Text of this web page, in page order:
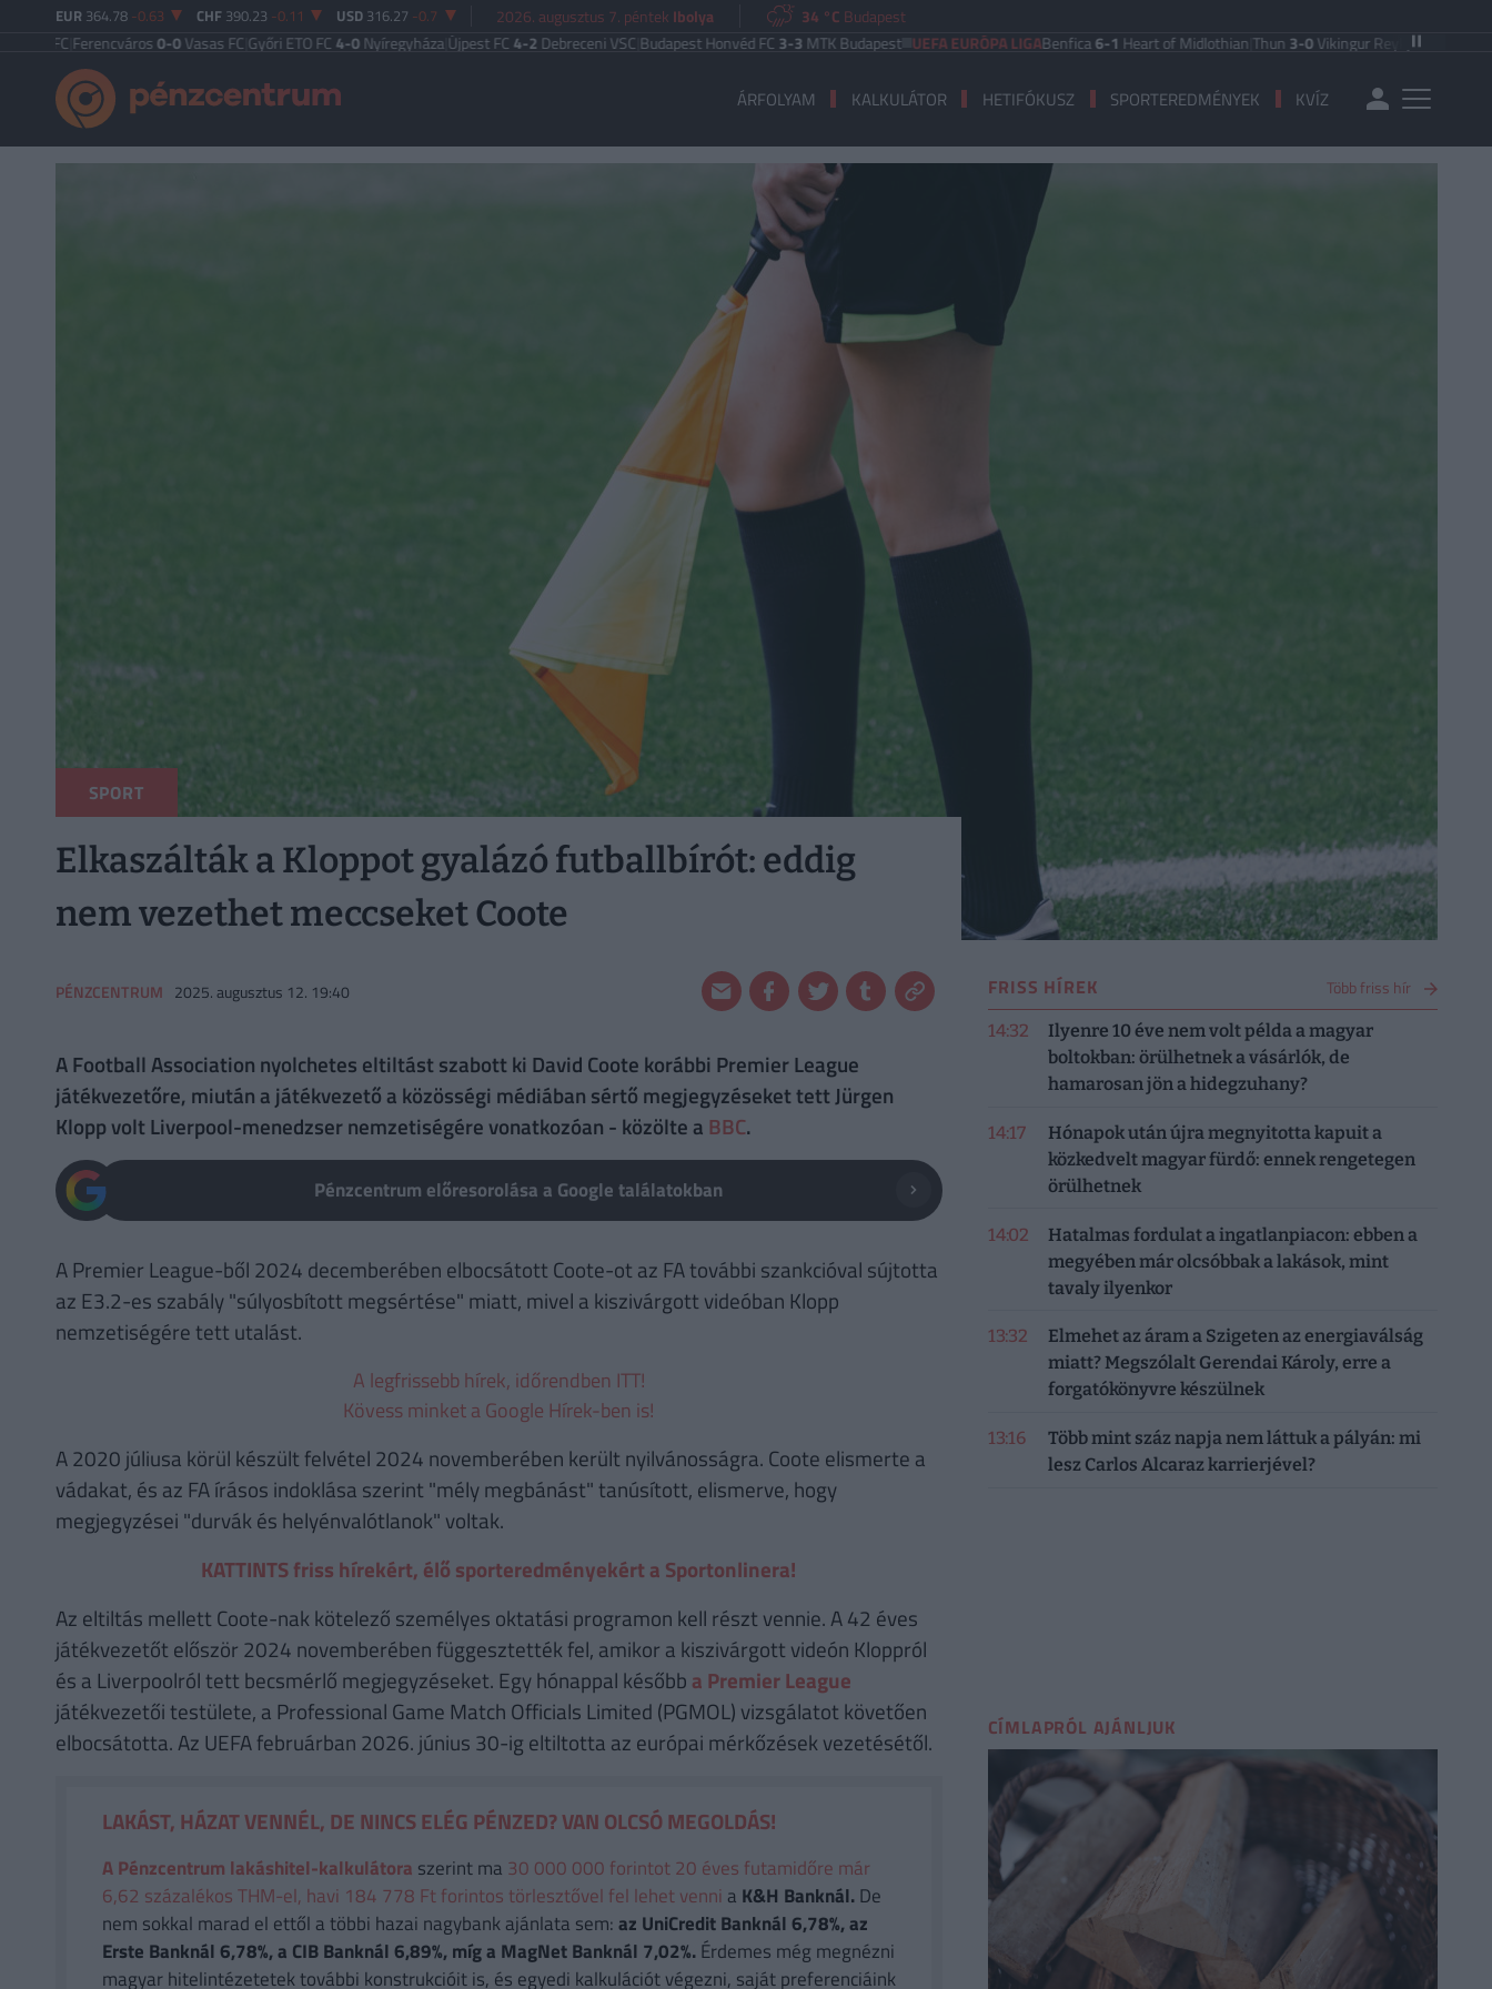
EUR 364.78 -0.63 CHF 390.23 -0.11 USD 316.27 -0.7 2026. augusztus 7. péntek Ibolya 34 °C Budapest
Ferencváros0-0Vasas FC|Győri ETO FC4-0Nyíregyháza|Újpest FC4-2Debreceni VSC|Budapest Honvéd FC3-3MTK Budapest UEFA EURÓPA LIGABenfica6-1Heart of MidlothianThun3-0Vikingur Reykjavik|PAOK Saloniki
ÁRFOLYAM KALKULÁTOR HETIFÓKUSZ SPORTEREDMÉNYEK KVÍZ
SPORT
Elkaszálták a Kloppot gyalázó futballbírót: eddig
nem vezethet meccseket Coote
PÉNZCENTRUM 2025. augusztus 12. 19:40
A Football Association nyolchetes eltiltást szabott ki David Coote korábbi Premier League
játékvezetőre, miután a játékvezető a közösségi médiában sértő megjegyzéseket tett Jürgen
Klopp volt Liverpool-menedzser nemzetiségére vonatkozóan - közölte a BBC.
Pénzcentrum előresorolása a Google találatokban
A Premier League-ből 2024 decemberében elbocsátott Coote-ot az FA további szankcióval sújtotta
az E3.2-es szabály "súlyosbított megsértése" miatt, mivel a kiszivárgott videóban Klopp
nemzetiségére tett utalást.
A legfrissebb hírek, időrendben ITT!
Kövess minket a Google Hírek-ben is!
A 2020 júliusa körül készült felvétel 2024 novemberében került nyilvánosságra. Coote elismerte a
vádakat, és az FA írásos indoklása szerint "mély megbánást" tanúsított, elismerve, hogy
megjegyzései "durvák és helyénvalótlanok" voltak.
KATTINTS friss hírekért, élő sporteredményekért a Sportonlinera!
Az eltiltás mellett Coote-nak kötelező személyes oktatási programon kell részt vennie. A 42 éves
játékvezetőt először 2024 novemberében függesztették fel, amikor a kiszivárgott videón Kloppról
és a Liverpoolról tett becsmérlő megjegyzéseket. Egy hónappal később a Premier League
játékvezetői testülete, a Professional Game Match Officials Limited (PGMOL) vizsgálatot követően
elbocsátotta. Az UEFA februárban 2026. június 30-ig eltiltotta az európai mérkőzések vezetésétől.
LAKÁST, HÁZAT VENNÉL, DE NINCS ELÉG PÉNZED? VAN OLCSÓ MEGOLDÁS!
A Pénzcentrum lakáshitel-kalkulátora szerint ma 30 000 000 forintot 20 éves futamidőre már
6,62 százalékos THM-el, havi 184 778 Ft forintos törlesztővel fel lehet venni a K&H Banknál.De
nem sokkal marad el ettől a többi hazai nagybank ajánlata sem:az UniCredit Banknál 6,78%, az
Erste Banknál 6,78%, a CIB Banknál 6,89%, míg a MagNet Banknál 7,02%.Érdemes még megnézni
magyar hitelintézetetek további konstrukcióit is, és egyedi kalkulációt végezni, saját preferenciáink
FRISS HÍREK Több friss hír
14:32
Ilyenre 10 éve nem volt példa a magyar
boltokban: örülhetnek a vásárlók, de
hamarosan jön a hidegzuhany?
14:17
Hónapok után újra megnyitotta kapuit a
közkedvelt magyar fürdő: ennek rengetegen
örülhetnek
14:02
Hatalmas fordulat a ingatlanpiacon: ebben a
megyében már olcsóbbak a lakások, mint
tavaly ilyenkor
13:32
Elmehet az áram a Szigeten az energiaválság
miatt? Megszólalt Gerendai Károly, erre a
forgatókönyvre készülnek
13:16
Több mint száz napja nem láttuk a pályán: mi
lesz Carlos Alcaraz karrierjével?
CÍMLAPRÓL AJÁNLJUK